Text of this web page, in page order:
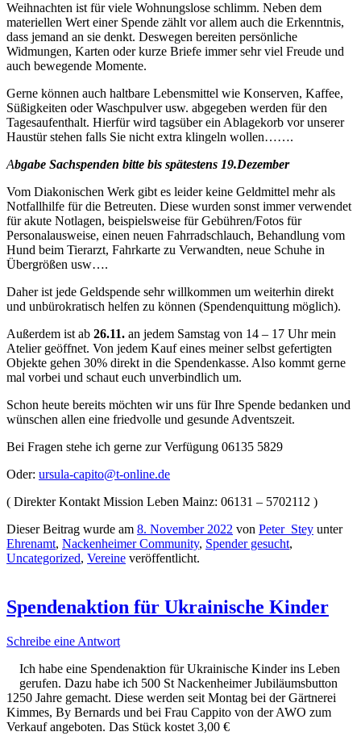
Weihnachten ist für viele Wohnungslose schlimm. Neben dem
materiellen Wert einer Spende zählt vor allem auch die Erkenntnis,
dass jemand an sie denkt. Deswegen bereiten persönliche
Widmungen, Karten oder kurze Briefe immer sehr viel Freude und
auch bewegende Momente.
Gerne können auch haltbare Lebensmittel wie Konserven, Kaffee,
Süßigkeiten oder Waschpulver usw. abgegeben werden für den
Tagesaufenthalt. Hierfür wird tagsüber ein Ablagekorb vor unserer
Haustür stehen falls Sie nicht extra klingeln wollen…….
Abgabe Sachspenden bitte bis spätestens 19.Dezember
Vom Diakonischen Werk gibt es leider keine Geldmittel mehr als
Notfallhilfe für die Betreuten. Diese wurden sonst immer verwendet
für akute Notlagen, beispielsweise für Gebühren/Fotos für
Personalausweise, einen neuen Fahrradschlauch, Behandlung vom
Hund beim Tierarzt, Fahrkarte zu Verwandten, neue Schuhe in
Übergrößen usw….
Daher ist jede Geldspende sehr willkommen um weiterhin direkt
und unbürokratisch helfen zu können (Spendenquittung möglich).
Außerdem ist ab 26.11. an jedem Samstag von 14 – 17 Uhr mein
Atelier geöffnet. Von jedem Kauf eines meiner selbst gefertigten
Objekte gehen 30% direkt in die Spendenkasse. Also kommt gerne
mal vorbei und schaut euch unverbindlich um.
Schon heute bereits möchten wir uns für Ihre Spende bedanken und
wünschen allen eine friedvolle und gesunde Adventszeit.
Bei Fragen stehe ich gerne zur Verfügung 06135 5829
Oder: ursula-capito@t-online.de
( Direkter Kontakt Mission Leben Mainz: 06131 – 5702112 )
Dieser Beitrag wurde am 8. November 2022 von Peter_Stey unter
Ehrenamt, Nackenheimer Community, Spender gesucht,
Uncategorized, Vereine veröffentlicht.
Spendenaktion für Ukrainische Kinder
Schreibe eine Antwort
Ich habe eine Spendenaktion für Ukrainische Kinder ins Leben
gerufen. Dazu habe ich 500 St Nackenheimer Jubiläumsbutton
1250 Jahre gemacht. Diese werden seit Montag bei der Gärtnerei
Kimmes, By Bernards und bei Frau Cappito von der AWO zum
Verkauf angeboten. Das Stück kostet 3,00 €